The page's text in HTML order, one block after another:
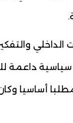
الداخلي
داعمة
أساسيا